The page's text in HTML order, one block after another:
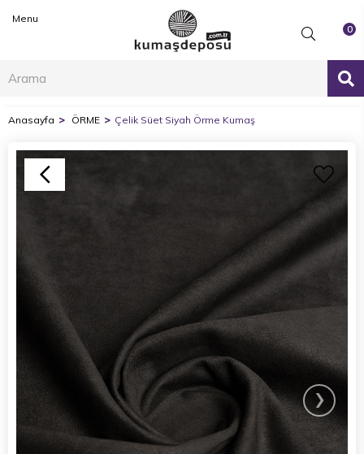
0
Menu
Anasayfa ÖRME Çelik Süet Siyah Örme Kumaş
›